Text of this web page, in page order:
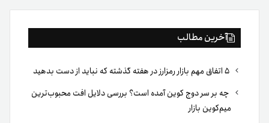
آخرین مطالب
چه بر سر دوج کوین آمده است؟ بررسی دلایل افت محبوب‌ترین
میم‌کوین بازار